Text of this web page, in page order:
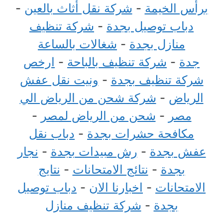
برأس الخيمة - شركة نقل أثاث بالعين -
دباب توصيل بجدة - شركة تنظيف
منازل بجدة - شغالات بالساعة
جدة - شركة تنظيف بالباحة - ارخص
شركة تنظيف بجدة - ونيت نقل عفش
الرياض - شركة شحن من الرياض الي
مصر - شحن من الرياض لمصر -
مكافحة حشرات بجدة - دباب نقل
عفش بجدة - رش مبيدات بجدة - نجار
بجدة - نتائج الامتحانات - نتايج
الامتحانات - اخبارنا الان - دباب توصيل
بجدة - شركة تنظيف منازل